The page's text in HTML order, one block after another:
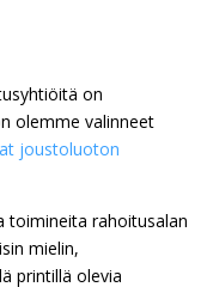
on
olemme valinneet
joustoluoton
toimineita rahoitusalan
mielin,
printillä olevia